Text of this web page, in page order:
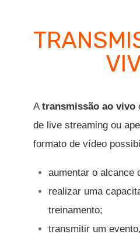
Atransmissão ao vivo
de live streaming ou
formato de vídeo
aumentar o alcance
realizar uma
treinamento;
transmitir um